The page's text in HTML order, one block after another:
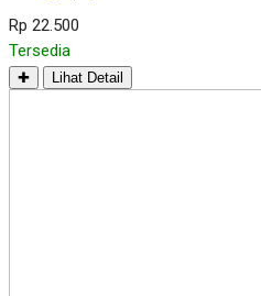
Rp 22.500
Tersedia
✚ Lihat Detail